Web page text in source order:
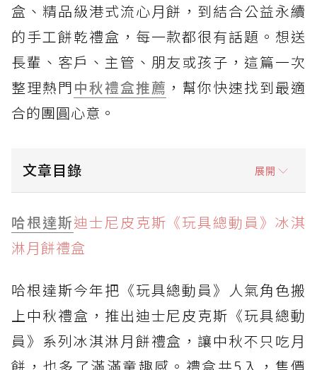
盒、精品級港式流心月餅，到結合公益永續
的手工餅乾禮盒，每一款都很有話題。想送
長輩、客戶、主管、朋友或孩子，這篇一次
整理熱門中秋禮盒推薦 ，幫你快速找到最適
合的團圓心意。
文章目錄 展開
哈根達斯迪士尼皮克斯《玩具總動員》冰淇淋月
餅禮盒
法絨「月宴」中秋禮盒
臺中勤美洲際酒店明娟樓《釀月成光》
香港皇玥中秋禮盒
和生御品中秋禮盒
哈根達斯迪士尼皮克斯《玩具總動員》冰淇
淋月餅禮盒
哈根達斯今年把《玩具總動員》人氣角色搬
上中秋禮盒，推出迪士尼皮克斯《玩具總動
員》系列冰淇淋月餅禮盒，讓中秋不只吃月